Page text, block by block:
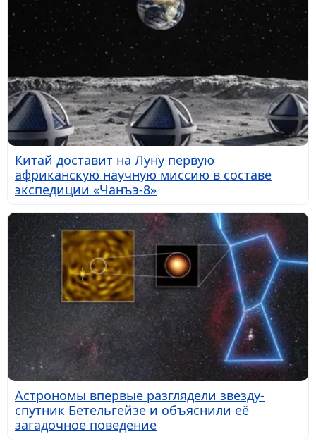
Китай доставит на Луну первую
африканскую научную миссию в составе
экспедиции «Чанъэ-8»
Астрономы впервые разглядели звезду-
спутник Бетельгейзе и объяснили её
загадочное поведение